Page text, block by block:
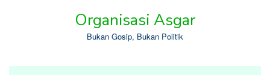
Organisasi Asgar
Bukan Gosip, Bukan Politik